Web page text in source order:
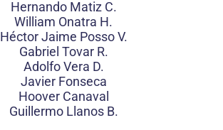
Hernando Matiz C.
William Onatra H.
Héctor Jaime Posso V.
Gabriel Tovar R.
Adolfo Vera D.
Javier Fonseca
Hoover Canaval
Guillermo Llanos B.